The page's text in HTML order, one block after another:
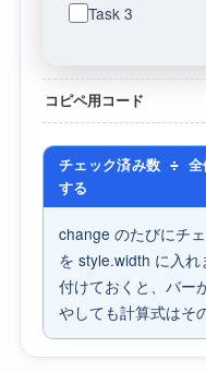
Task 3
コピペ用コード
チェック済み数 ÷
する
change のたびにチ
を style.width に入
付けておくと、バー
やしても計算式はそ